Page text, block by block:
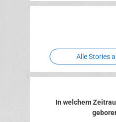
Erlebnispark
Alle Stories
In welchem